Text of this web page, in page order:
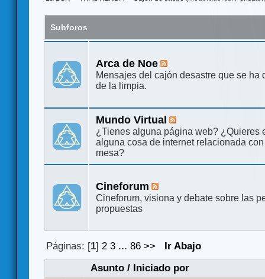
Subforos
Arca de Noe
Mensajes del cajón desastre que se ha
de la limpia.
Mundo Virtual
¿Tienes alguna página web? ¿Quieres
alguna cosa de internet relacionada
mesa?
Cineforum
Cineforum, visiona y debate sobre las
propuestas
Páginas: [1]2 3 ...86 >>
Ir Abajo
Asunto/ Iniciado por